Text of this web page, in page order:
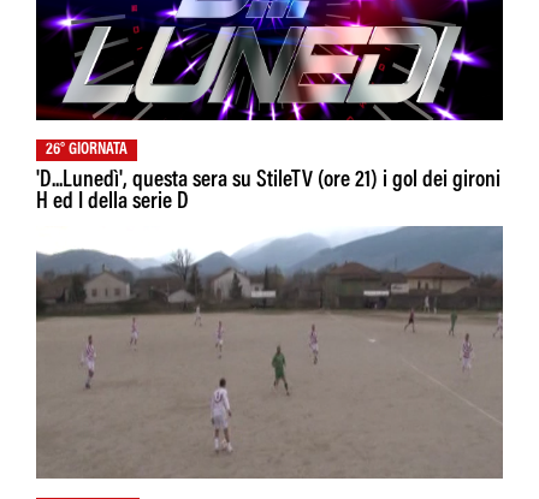
26° GIORNATA
'D...Lunedì', questa sera su StileTV (ore 21) i gol dei gironi
H ed I della serie D